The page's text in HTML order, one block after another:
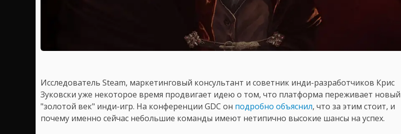
Исследователь Steam, маркетинговый консультант и советник инди-разработчиков Крис
Зуковски уже некоторое время продвигает идею о том, что платформа переживает новый
"золотой век" инди-игр. На конференции GDC он подробно объяснил, что за этим стоит, и
почему именно сейчас небольшие команды имеют нетипично высокие шансы на успех.